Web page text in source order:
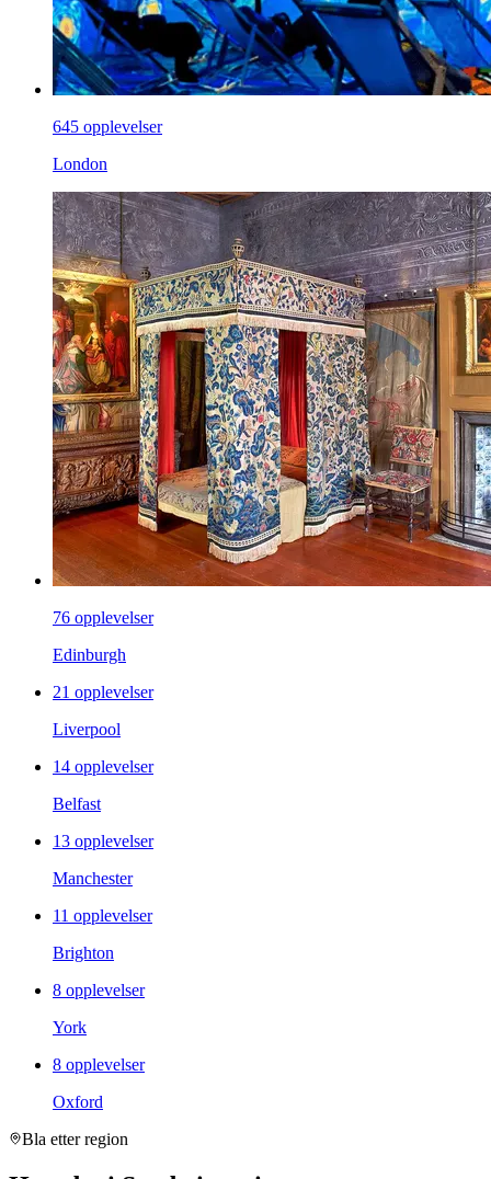
645 opplevelser
London
76 opplevelser
Edinburgh
21 opplevelser
Liverpool
14 opplevelser
Belfast
13 opplevelser
Manchester
11 opplevelser
Brighton
8 opplevelser
York
8 opplevelser
Oxford
Bla etter region